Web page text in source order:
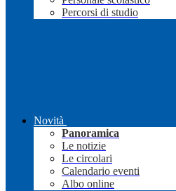
Percorsi di studio
Novità
Panoramica
Le notizie
Le circolari
Calendario eventi
Albo online